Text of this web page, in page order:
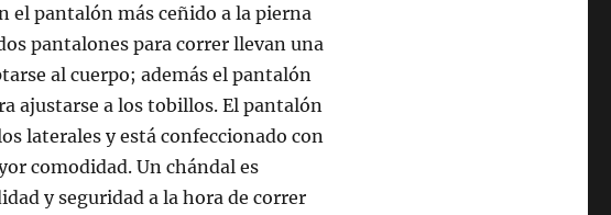
el pantalón más ceñido a la pierna
pantalones para correr llevan una
al cuerpo; además el pantalón
ajustarse a los tobillos. El pantalón
laterales y está confeccionado con
comodidad. Un chándal es
y seguridad a la hora de correr